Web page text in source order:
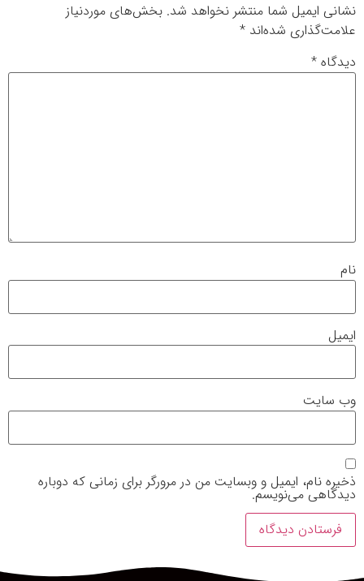
نشانی ایمیل شما منتشر نخواهد شد. بخش‌های موردنیاز
علامت‌گذاری شده‌اند *
دیدگاه *
نام
ایمیل
وب‌ سایت
ذخیره نام، ایمیل و وبسایت من در مرورگر برای زمانی که دوباره
دیدگاهی می‌نویسم.